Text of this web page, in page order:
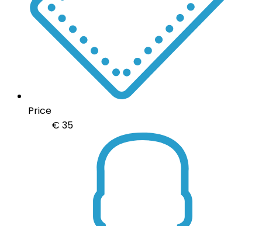
Price
€ 35